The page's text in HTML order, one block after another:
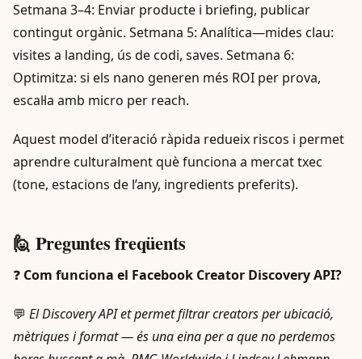
Setmana 3–4: Enviar producte i briefing, publicar
contingut orgànic. Setmana 5: Analítica—mides clau:
visites a landing, ús de codi, saves. Setmana 6:
Optimitza: si els nano generen més ROI per prova,
escal·la amb micro per reach.
Aquest model d’iteració ràpida redueix riscos i permet
aprendre culturalment què funciona a mercat txec
(tone, estacions de l’any, ingredients preferits).
🙋 Preguntes freqüents
❓ Com funciona el Facebook Creator Discovery API?
💬 El Discovery API et permet filtrar creators per ubicació,
mètriques i format — és una eina per a que no perdemos